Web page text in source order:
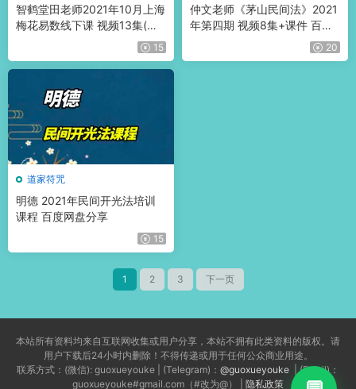
智鹤堂田老师2021年10月上海
梅花易数线下课 视频13集(带
15
仲文老师《茅山民间法》2021
年第四期 视频8集+课件 百度
20
道家符咒
明德 2021年民间开光法培训
课程 百度网盘分享
15
1 2 3 下一页
本站所有资料均来自互联网收集或用户分享，本站不拥有此类资料的版权。请
用户下载后24小时内删除！不得传递或用于任何公众商业用途。
联系方式：(微信): guoxueyouke | (Telegram)： @guoxueyouke | (Email)：
guoxueyouke#gmail.com（#改为@） | 隐私政策